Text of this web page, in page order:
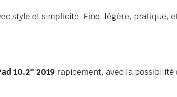
style et simplicité. Fine, légère, pratique,
10.2″ 2019 rapidement, avec la